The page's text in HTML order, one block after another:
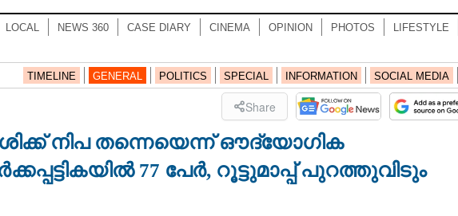
LOCAL NEWS 360 CASE DIARY CINEMA OPINION PHOTOS LIFESTYLE
TIMELINE GENERAL POLITICS SPECIAL INFORMATION SOCIAL MEDIA
Share
നിപ തന്നെയെന്ന് ഔദ്യോഗിക
77 പേർ, റൂട്ടുമാപ്പ് പുറത്തുവിടും